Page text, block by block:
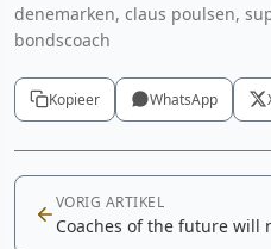
denemarken, claus poulsen,
bondscoach
Kopieer WhatsApp
VORIG ARTIKEL
Coaches of the future will